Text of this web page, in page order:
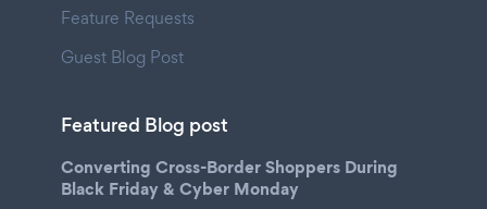
Feature Requests
Guest Blog Post
Featured Blog post
Converting Cross-Border Shoppers During
Black Friday & Cyber Monday